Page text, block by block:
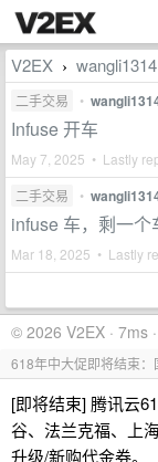
V2EX › wangli1314
二手交易 •
Infuse 开车
May 7, 2025 • Lastly
二手交易 •
infuse 车，剩一个
Mar 18, 2025 • Lastly
© 2026 V2EX · 7ms
618年中大促即将结束
[即将结束] 腾讯云
谷、法兰克福、上
升级/新购代金券。